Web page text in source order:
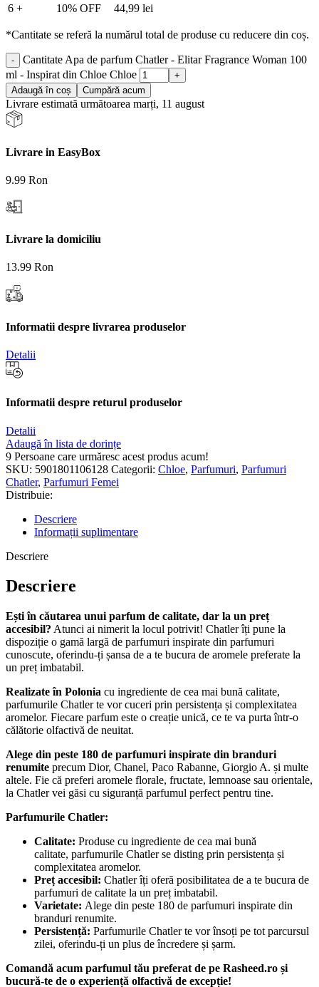
6 +
10% OFF 44,99 lei
*Cantitate se referă la numărul total de produse cu reducere din coș.
Cantitate Apa de parfum Chatler - Elitar Fragrance Woman 100
ml - Inspirat din Chloe Chloe
Adaugă în coș Cumpără acum
Livrare estimată următoarea marți, 11 august
Livrare in EasyBox
9.99 Ron
Livrare la domiciliu
13.99 Ron
Informatii despre livrarea produselor
Detalii
Informatii despre returul produselor
Detalii
Adaugă în lista de dorințe
9 Persoane care urmăresc acest produs acum!
SKU: 5901801106128 Categorii: Chloe, Parfumuri, Parfumuri
Chatler, Parfumuri Femei
Distribuie:
Descriere
Informații suplimentare
Descriere
Descriere
Ești în căutarea unui parfum de calitate, dar la un preț
accesibil? Atunci ai nimerit la locul potrivit! Chatler îți pune la
dispoziție o gamă largă de parfumuri inspirate din parfumuri
cunoscute, oferindu-ți șansa de a te bucura de aromele preferate la
un preț imbatabil.
Realizate în Polonia cu ingrediente de cea mai bună calitate,
parfumurile Chatler te vor cuceri prin persistența și complexitatea
aromelor. Fiecare parfum este o creație unică, ce te va purta într-o
călătorie olfactivă de neuitat.
Alege din peste 180 de parfumuri inspirate din branduri
renumite precum Dior, Chanel, Paco Rabanne, Giorgio A. și multe
altele. Fie că preferi aromele florale, fructate, lemnoase sau orientale,
la Chatler vei găsi cu siguranță parfumul perfect pentru tine.
Parfumurile Chatler:
Calitate: Produse cu ingrediente de cea mai bună
calitate, parfumurile Chatler se disting prin persistența și
complexitatea aromelor.
Preț accesibil: Chatler îți oferă posibilitatea de a te bucura de
parfumuri de calitate la un preț imbatabil.
Varietate: Alege din peste 180 de parfumuri inspirate din
branduri renumite.
Persistență: Parfumurile Chatler te vor însoți pe tot parcursul
zilei, oferindu-ți un plus de încredere și șarm.
Comandă acum parfumul tău preferat de pe Rasheed.ro și
bucură-te de o experiență olfactivă de excepție!